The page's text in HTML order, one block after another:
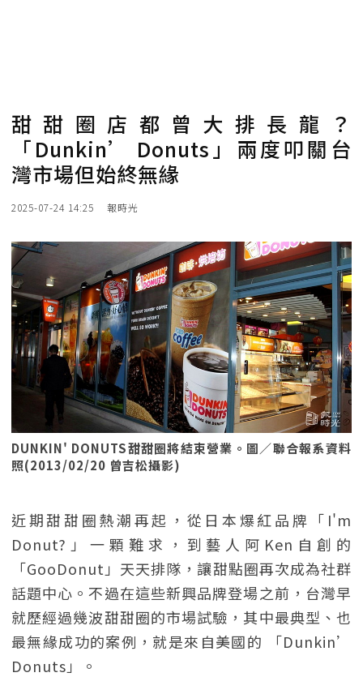
甜甜圈店都曾大排長龍？
「Dunkin’ Donuts」兩度叩關台
灣市場但始終無緣
2025-07-24 14:25 報時光
DUNKIN' DONUTS甜甜圈將結束營業。圖／聯合報系資料
照(2013/02/20 曾吉松攝影)
近期甜甜圈熱潮再起，從日本爆紅品牌「I'm
Donut?」一顆難求，到藝人阿Ken自創的
「GooDonut」天天排隊，讓甜點圈再次成為社群
話題中心。不過在這些新興品牌登場之前，台灣早
就歷經過幾波甜甜圈的市場試驗，其中最典型、也
最無緣成功的案例，就是來自美國的 「Dunkin’
Donuts」。